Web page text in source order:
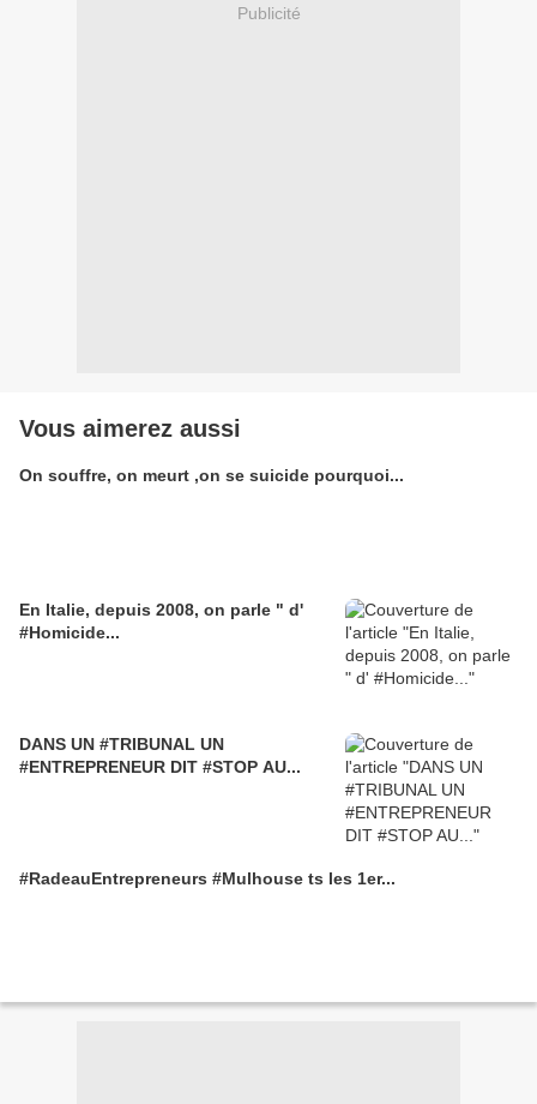
Publicité
Vous aimerez aussi
On souffre, on meurt ,on se suicide pourquoi...
En Italie, depuis 2008, on parle " d'
#Homicide...
DANS UN #TRIBUNAL UN
#ENTREPRENEUR DIT #STOP AU...
#RadeauEntrepreneurs #Mulhouse ts les 1er...